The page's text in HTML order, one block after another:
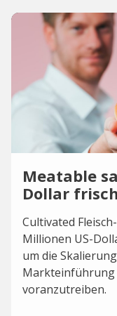
Meatable
Dollar
Cultivated
Millionen US-
um die
Markteinführung
voranzutreiben.